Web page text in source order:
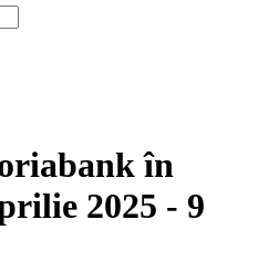
în
2025 - 9